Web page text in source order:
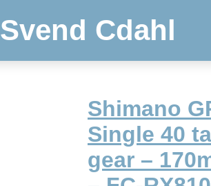
Svend Cdahl
Shimano
Single 40
gear –